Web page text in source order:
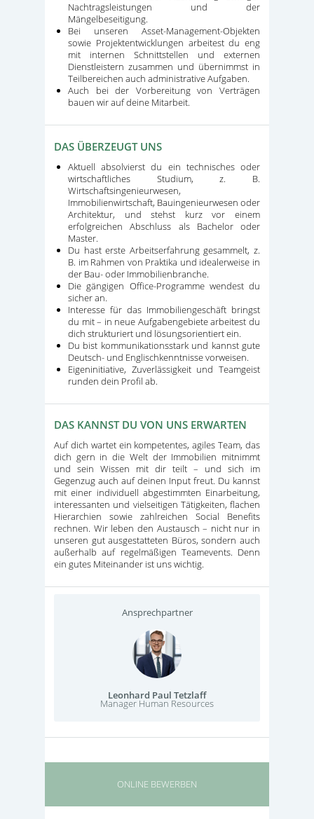
Nachtragsleistungen und der
Mängelbeseitigung.
Bei unseren Asset-Management-Objekten
sowie Projektentwicklungen arbeitest du eng
mit internen Schnittstellen und externen
Dienstleistern zusammen und übernimmst in
Teilbereichen auch administrative Aufgaben.
Auch bei der Vorbereitung von Verträgen
bauen wir auf deine Mitarbeit.
DAS ÜBERZEUGT UNS
Aktuell absolvierst du ein technisches oder
wirtschaftliches Studium, z. B.
Wirtschaftsingenieurwesen,
Immobilienwirtschaft, Bauingenieurwesen oder
Architektur, und stehst kurz vor einem
erfolgreichen Abschluss als Bachelor oder
Master.
Du hast erste Arbeitserfahrung gesammelt, z.
B. im Rahmen von Praktika und idealerweise in
der Bau- oder Immobilienbranche.
Die gängigen Office-Programme wendest du
sicher an.
Interesse für das Immobiliengeschäft bringst
du mit – in neue Aufgabengebiete arbeitest du
dich strukturiert und lösungsorientiert ein.
Du bist kommunikationsstark und kannst gute
Deutsch- und Englischkenntnisse vorweisen.
Eigeninitiative, Zuverlässigkeit und Teamgeist
runden dein Profil ab.
DAS KANNST DU VON UNS ERWARTEN
Auf dich wartet ein kompetentes, agiles Team, das
dich gern in die Welt der Immobilien mitnimmt
und sein Wissen mit dir teilt – und sich im
Gegenzug auch auf deinen Input freut. Du kannst
mit einer individuell abgestimmten Einarbeitung,
interessanten und vielseitigen Tätigkeiten, flachen
Hierarchien sowie zahlreichen Social Benefits
rechnen. Wir leben den Austausch – nicht nur in
unseren gut ausgestatteten Büros, sondern auch
außerhalb auf regelmäßigen Teamevents. Denn
ein gutes Miteinander ist uns wichtig.
Ansprechpartner
Leonhard Paul Tetzlaff
Manager Human Resources
ONLINE BEWERBEN